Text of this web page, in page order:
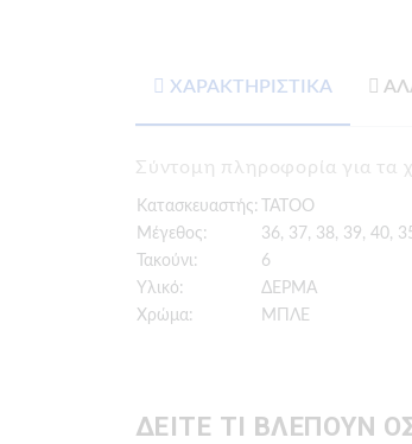
ΧΑΡΑΚΤΗΡΙΣΤΙΚΑ
Σύντομη πληροφορία για τα
Κατασκευαστής:
TATOO
Μέγεθος:
36, 37, 38, 39, 40,
Τακούνι:
6
Υλικό:
ΔΕΡΜΑ
Χρώμα:
ΜΠΛΕ
ΔΕΙΤΕ ΤΙ ΒΛΕΠΟΥΝ